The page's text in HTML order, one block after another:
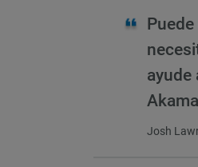
ayude
Josh